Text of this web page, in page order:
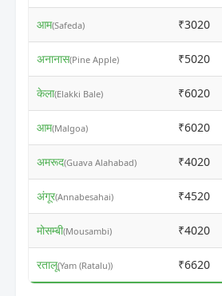
आम(Safeda) ₹3020
अनानास(Pine Apple) ₹5020
केला(Elakki Bale) ₹6020
आम(Malgoa) ₹6020
अमरूद(Guava Alahabad) ₹4020
अंगूर(Annabesahai) ₹4520
मोसम्बी(Mousambi) ₹4020
रतालू(Yam (Ratalu)) ₹6620